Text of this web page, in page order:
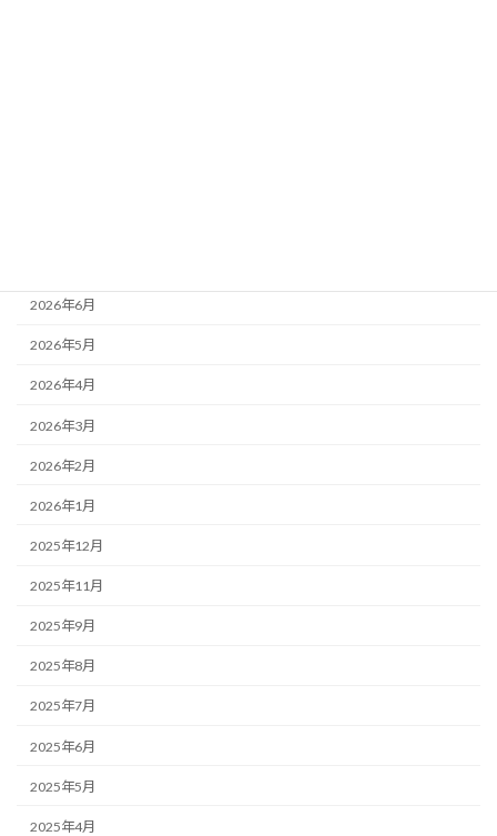
2026年6月
2026年5月
2026年4月
2026年3月
2026年2月
2026年1月
2025年12月
2025年11月
2025年9月
2025年8月
2025年7月
2025年6月
2025年5月
2025年4月